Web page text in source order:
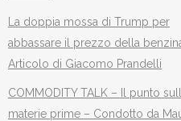
La doppia mossa di Trump per
abbassare il prezzo della
Articolo di Giacomo Prandelli
COMMODITY TALK – Il punto
materie prime – Condotto da